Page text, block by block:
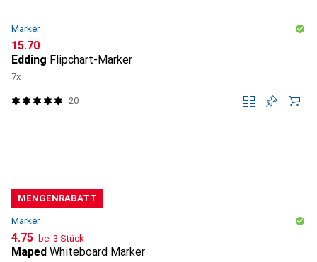
Marker
CHF
15.70
Edding Flipchart-Marker
7x
20
MENGENRABATT
Marker
CHF
4.75 bei 3 Stück
Maped Whiteboard Marker